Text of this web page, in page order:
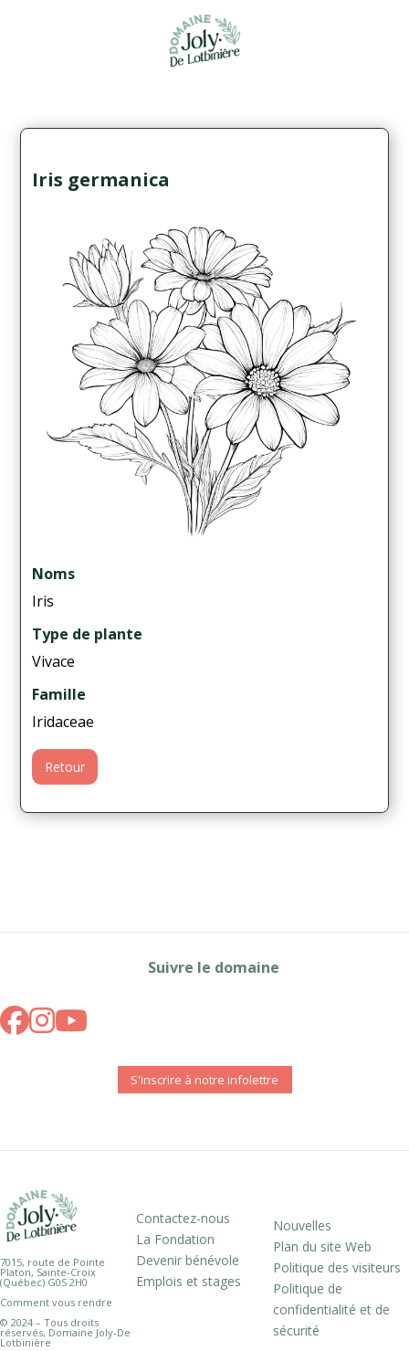
Iris germanica
Noms
Iris
Type de plante
Vivace
Famille
Iridaceae
Retour
Suivre le domaine
S'inscrire à notre infolettre
7015, route de Pointe
Platon, Sainte-Croix
(Québec) G0S 2H0
Comment vous rendre
© 2024 – Tous droits
réservés, Domaine Joly-De
Lotbinière
Contactez-nous
La Fondation
Devenir bénévole
Emplois et stages
Nouvelles
Plan du site Web
Politique des visiteurs
Politique de
confidentialité et de
sécurité